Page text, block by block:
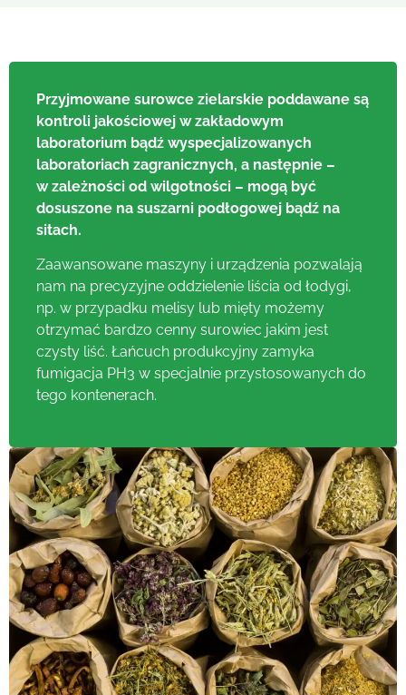
Przyjmowane surowce zielarskie poddawane są
kontroli jakościowej w zakładowym
laboratorium bądź wyspecjalizowanych
laboratoriach zagranicznych, a następnie –
w zależności od wilgotności – mogą być
dosuszone na suszarni podłogowej bądź na
sitach.
Zaawansowane maszyny i urządzenia pozwalają
nam na precyzyjne oddzielenie liścia od łodygi,
np. w przypadku melisy lub mięty możemy
otrzymać bardzo cenny surowiec jakim jest
czysty liść. Łańcuch produkcyjny zamyka
fumigacja PH3 w specjalnie przystosowanych do
tego kontenerach.